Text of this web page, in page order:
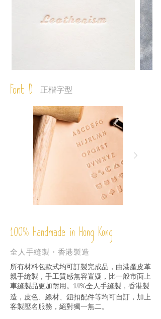
Font D 正楷字型
100% Handmade in Hong Kong
全人手縫製・香港製造
所有材料包款式均可訂製完成品，由港產皮革
親手縫製，手工質感無容置疑，比一般市面上
車縫製品更加耐用。 100%全人手縫製，香港製
造，皮色、線材、鈕扣配件等均可自訂，加上
客製壓名服務，絕對獨一無二。